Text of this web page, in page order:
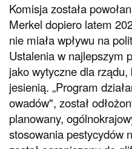
Komisja została
Merkel dopiero latem
nie miała wpływu na
Ustalenia w najlepszym
jako wytyczne dla
jesienią. „Program
owadów", został
planowany,
stosowania pestycydów